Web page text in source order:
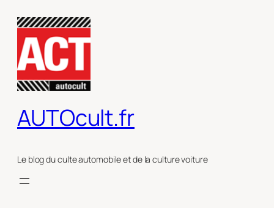
contenu
AUTOcult.fr
Le blog du culte automobile et de la culture voiture